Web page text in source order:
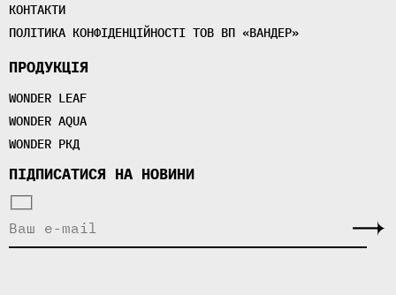
КОНТАКТИ
ПОЛІТИКА КОНФІДЕНЦІЙНОСТІ ТОВ ВП «ВАНДЕР»
ПРОДУКЦІЯ
WONDER LEAF
WONDER AQUA
WONDER РКД
ПІДПИСАТИСЯ НА НОВИНИ